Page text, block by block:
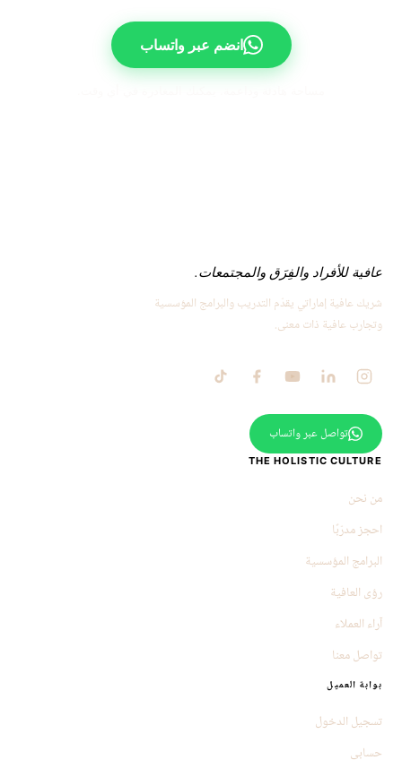
انضم عبر واتساب
عافية للأفراد والفِرَق والمجتمعات.
شريك عافية إماراتي يقدّم التدريب والبرامج المؤسسية
وتجارب عافية ذات معنى.
تواصل عبر واتساب
THE HOLISTIC CULTURE
من نحن
احجز مدرّبًا
البرامج المؤسسية
رؤى العافية
آراء العملاء
تواصل معنا
بوابة العميل
تسجيل الدخول
حسابي